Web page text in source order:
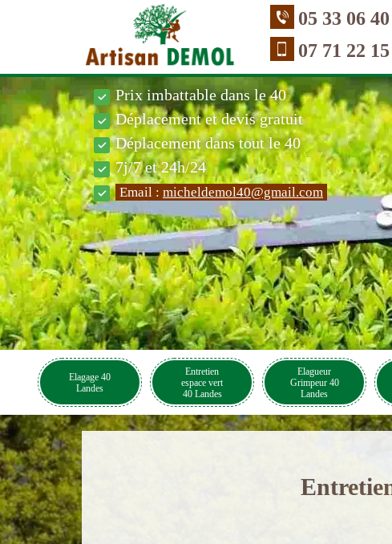
05 33 06
07 71 22
Prix imbattable dans le 40
Déplacement et devis gratuit
Déplacement dans tout le 40
7j/7 et 24h/24
Email : micheldemol40@gmail.com
Elagage 40
Landes
Entretien
espace vert
40 Landes
Elagueur
Grimpeur 40
Landes